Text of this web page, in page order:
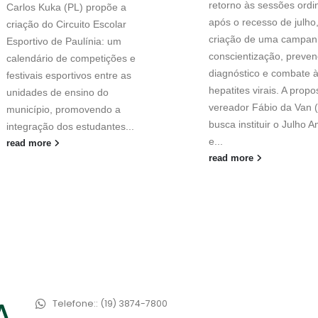
Carlos Kuka (PL) propõe a
criação do Circuito Escolar
Esportivo de Paulínia: um
calendário de competições e
festivais esportivos entre as
unidades de ensino do
município, promovendo a
integração dos estudantes...
read more
retorno às sessões
após o recesso de
criação de uma
conscientização,
diagnóstico e combate
hepatites virais. A
vereador Fábio da Van
busca instituir o Julho
e...
read more
Telefone:: (19) 3874-7800